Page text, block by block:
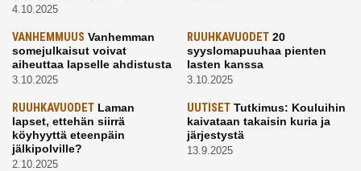
4.10.2025
VANHEMMUUS Vanhemman
somejulkaisut voivat
aiheuttaa lapselle ahdistusta
3.10.2025
RUUHKAVUODET20
syyslomapuuhaa pienten
lasten kanssa
3.10.2025
RUUHKAVUODET Laman
lapset, ettehän siirrä
köyhyyttä eteenpäin
jälkipolville?
2.10.2025
UUTISETTutkimus: Kouluihin
kaivataan takaisin kuria ja
järjestystä
13.9.2025